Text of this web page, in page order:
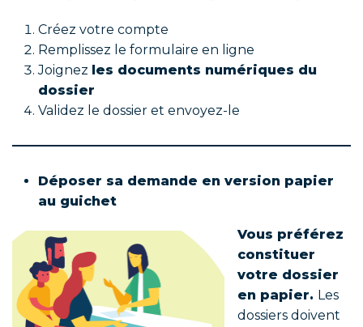
Créez votre compte
Remplissez le formulaire en ligne
Joignez les documents numériques du
dossier
Validez le dossier et envoyez-le
Déposer sa demande en version papier
au guichet
Vous préférez
constituer
votre dossier
en papier. Les
dossiers doivent